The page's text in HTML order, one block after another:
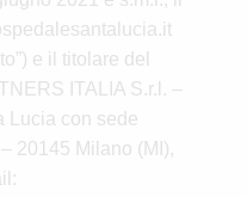
e il titolare del
ITALIA S.r.l. –
Lucia con sede
20145 Milano (MI),